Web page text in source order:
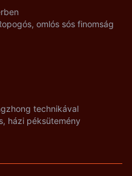
omlós sós finomság
technikával
házi péksütemény